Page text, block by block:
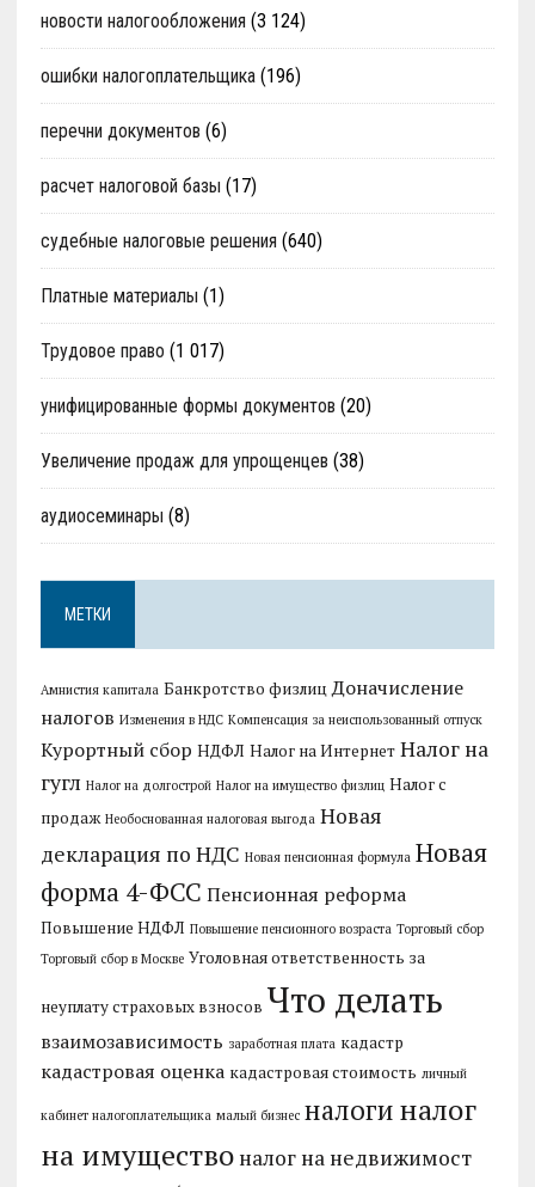
новости налогообложения (3 124)
ошибки налогоплательщика(196)
перечни документов (6)
расчет налоговой базы (17)
судебные налоговые решения (640)
Платные материалы (1)
Трудовое право (1 017)
унифицированные формы документов (20)
Увеличение продаж для упрощенцев (38)
аудиосеминары (8)
МЕТКИ
Амнистия капитала Банкротство физлиц Доначисление
налогов Изменения в НДС Компенсация за неиспользованный отпуск
Курортный сбор НДФЛ Налог на Интернет Налог на
гугл Налог на долгострой Налог на имущество физлиц Налог с
продаж Необоснованная налоговая выгода Новая
декларация по НДС Новая пенсионная формула Новая
форма 4-ФСС Пенсионная реформа
Повышение НДФЛ Повышение пенсионного возраста Торговый сбор
Торговый сбор в Москве Уголовная ответственность за
неуплату страховых взносов Что делать
взаимозависимость заработная плата кадастр
кадастровая оценка кадастровая стоимость личный
кабинет налогоплательщика малый бизнес налоги налог
на имущество налог на недвижимост